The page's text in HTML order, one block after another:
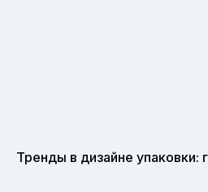
Тренды в дизайне упаковки: